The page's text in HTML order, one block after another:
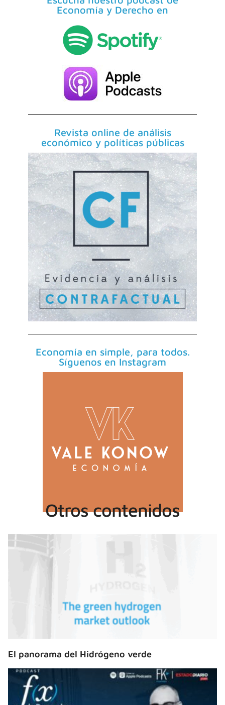
Economía y Derecho en
Revista online de análisis
económico y políticas públicas
Economía en simple, para todos.
Síguenos en Instagram
Otros contenidos
El panorama del Hidrógeno verde